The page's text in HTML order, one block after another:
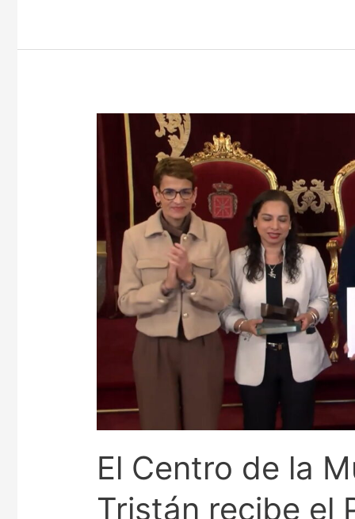
El Centro de la
Tristán recibe el
Centro
Peruana
Flora
Tristán
recibe
el
Premio
Navarra